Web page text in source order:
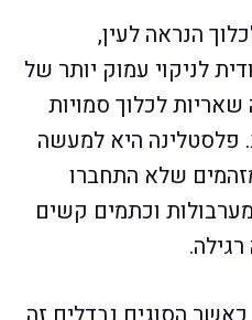
הנראה לעין,
לניקוי עמוק יותר של
לכלוך סמויות
פלסטלינה היא למעשה
שלא התחברו
וכתמים קשים